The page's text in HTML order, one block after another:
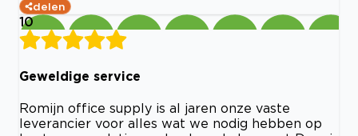
delen
10
Geweldige service
Romijn office supply is al jaren onze vaste
leverancier voor alles wat we nodig hebben op